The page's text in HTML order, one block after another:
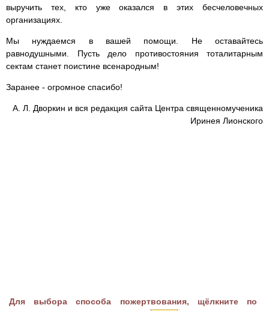
выручить тех, кто уже оказался в этих бесчеловечных
организациях.
Мы нуждаемся в вашей помощи. Не оставайтесь
равнодушными. Пусть дело противостояния тоталитарным
сектам станет поистине всенародным!
Заранее - огромное спасибо!
А. Л. Дворкин и вся редакция сайта Центра священномученика
Иринея Лионского
Для выбора способа пожертвования, щёлкните по